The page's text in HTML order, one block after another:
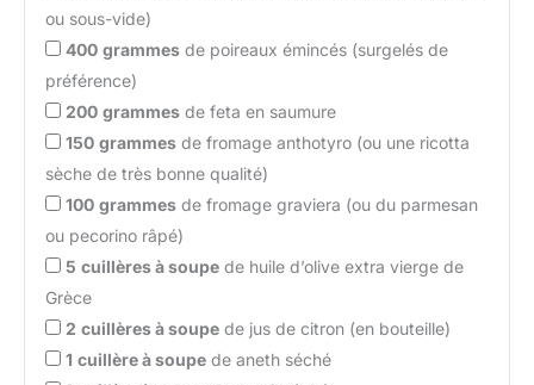
ou sous-vide)
400 grammes de poireaux émincés (surgelés de
préférence)
200 grammes de feta en saumure
150 grammes de fromage anthotyro (ou une ricotta
sèche de très bonne qualité)
100 grammes de fromage graviera (ou du parmesan
ou pecorino râpé)
5 cuillères à soupe de huile d’olive extra vierge de
Grèce
2 cuillères à soupe de jus de citron (en bouteille)
1 cuillère à soupe de aneth séché